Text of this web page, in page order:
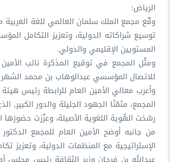
الرياض:
وقّع مجمع الملك سلمان العالمي للغة
توسيع شراكاته الدولية، وتعزيز التكامل
المستويين الإقليمي والدولي.
ومثّل المجمع في توقيع المذكرة نائب
للاتصال المؤسسي عبدالوهاب بن محمد
وأعرب معالي الأمين العام للرابطة رئيس
المجمع، مثمّنًا الجهود الجليلة والدور
رسّخت الهُوية اللغوية الأصيلة، وعزّزت
من جانبه أوضح الأمين العام للمجمع
الإستراتيجية مع المنظمات الدولية،